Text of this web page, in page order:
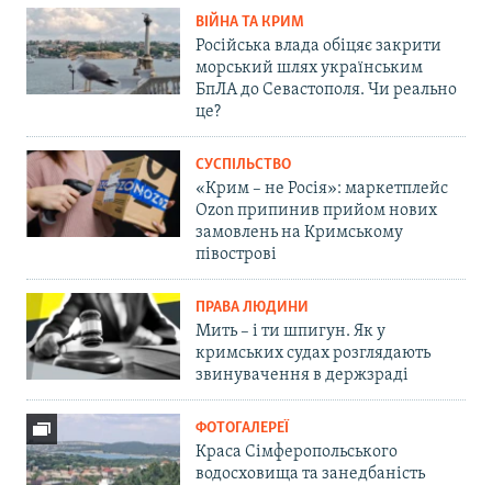
ВІЙНА ТА КРИМ
Російська влада обіцяє закрити
морський шлях українським
БпЛА до Севастополя. Чи реально
це?
СУСПІЛЬСТВО
«Крим – не Росія»: маркетплейс
Ozon припинив прийом нових
замовлень на Кримському
півострові
ПРАВА ЛЮДИНИ
Мить – і ти шпигун. Як у
кримських судах розглядають
звинувачення в держзраді
ФОТОГАЛЕРЕЇ
Краса Сімферопольського
водосховища та занедбаність